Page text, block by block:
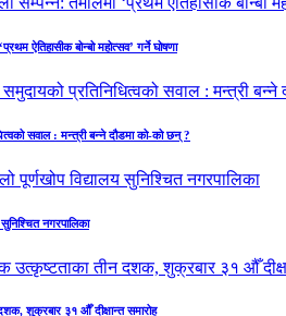
ऐतिहासीक बोन्बो महोत्सव’ गर्ने घोषणा
सवाल : मन्त्री बन्ने दौडमा को‐को छन् ?
नगरपालिका
दशक, शुक्रबार ३१ औँ दीक्षान्त समारोह